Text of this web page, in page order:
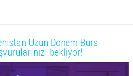
Uzun Dönem Burs
bekliyor!